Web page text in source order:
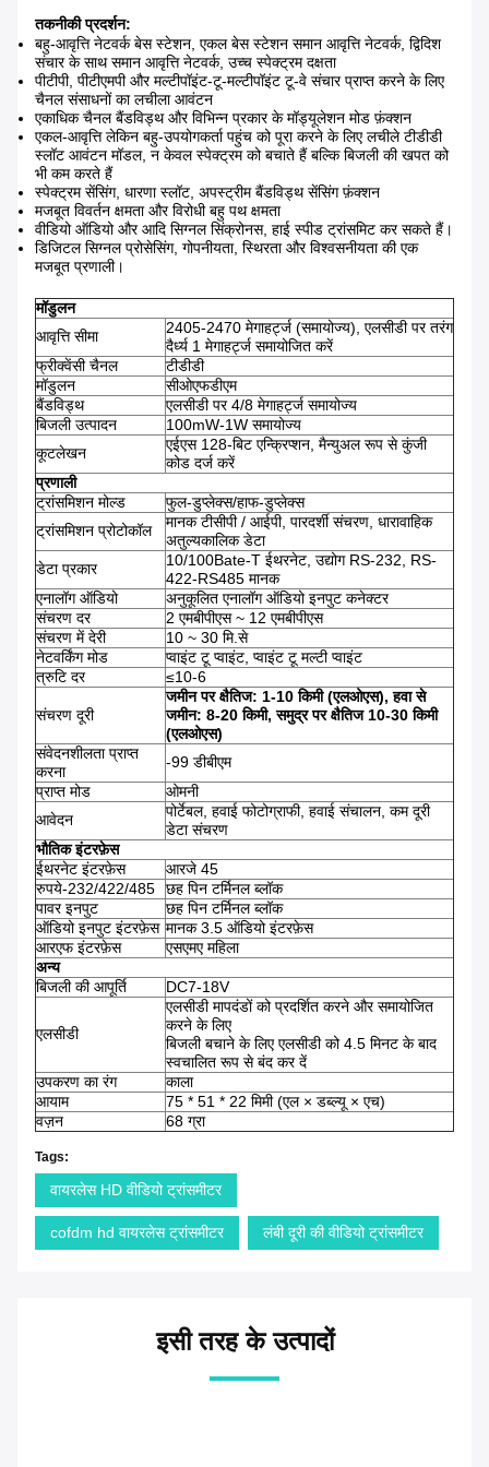
तकनीकी प्रदर्शन:
बहु-आवृत्ति नेटवर्क बेस स्टेशन, एकल बेस स्टेशन समान आवृत्ति नेटवर्क, द्विदिश
संचार के साथ समान आवृत्ति नेटवर्क, उच्च स्पेक्ट्रम दक्षता
पीटीपी, पीटीएमपी और मल्टीपॉइंट-टू-मल्टीपॉइंट टू-वे संचार प्राप्त करने के लिए
चैनल संसाधनों का लचीला आवंटन
एकाधिक चैनल बैंडविड्थ और विभिन्न प्रकार के मॉड्यूलेशन मोड फ़ंक्शन
एकल-आवृत्ति लेकिन बहु-उपयोगकर्ता पहुंच को पूरा करने के लिए लचीले टीडीडी
स्लॉट आवंटन मॉडल, न केवल स्पेक्ट्रम को बचाते हैं बल्कि बिजली की खपत को
भी कम करते हैं
स्पेक्ट्रम सेंसिंग, धारणा स्लॉट, अपस्ट्रीम बैंडविड्थ सेंसिंग फ़ंक्शन
मजबूत विवर्तन क्षमता और विरोधी बहु पथ क्षमता
वीडियो ऑडियो और आदि सिग्नल सिंक्रोनस, हाई स्पीड ट्रांसमिट कर सकते हैं।
डिजिटल सिग्नल प्रोसेसिंग, गोपनीयता, स्थिरता और विश्वसनीयता की एक
मजबूत प्रणाली।
मॉडुलन
आवृत्ति सीमा
2405-2470 मेगाहर्ट्ज (समायोज्य), एलसीडी पर तरंग
दैर्ध्य 1 मेगाहर्ट्ज समायोजित करें
फ्रीक्वेंसी चैनल
टीडीडी
मॉडुलन
सीओएफडीएम
बैंडविड्थ
एलसीडी पर 4/8 मेगाहर्ट्ज समायोज्य
बिजली उत्पादन
100mW-1W समायोज्य
कूटलेखन
एईएस 128-बिट एन्क्रिप्शन, मैन्युअल रूप से कुंजी
कोड दर्ज करें
प्रणाली
ट्रांसमिशन मोल्ड
फुल-डुप्लेक्स/हाफ-डुप्लेक्स
ट्रांसमिशन प्रोटोकॉल
मानक टीसीपी / आईपी, पारदर्शी संचरण, धारावाहिक
अतुल्यकालिक डेटा
डेटा प्रकार
10/100Bate-T ईथरनेट, उद्योग RS-232, RS-
422-RS485 मानक
एनालॉग ऑडियो
अनुकूलित एनालॉग ऑडियो इनपुट कनेक्टर
संचरण दर
2 एमबीपीएस ~ 12 एमबीपीएस
संचरण में देरी
10 ~ 30 मि.से
नेटवर्किंग मोड
प्वाइंट टू प्वाइंट, प्वाइंट टू मल्टी प्वाइंट
त्रुटि दर
≤10-6
संचरण दूरी
जमीन पर क्षैतिज: 1-10 किमी (एलओएस), हवा से
जमीन: 8-20 किमी, समुद्र पर क्षैतिज 10-30 किमी
(एलओएस)
संवेदनशीलता प्राप्त
करना
-99 डीबीएम
प्राप्त मोड
ओमनी
आवेदन
पोर्टेबल, हवाई फोटोग्राफी, हवाई संचालन, कम दूरी
डेटा संचरण
भौतिक इंटरफ़ेस
ईथरनेट इंटरफ़ेस
आरजे 45
रुपये-232/422/485
छह पिन टर्मिनल ब्लॉक
पावर इनपुट
छह पिन टर्मिनल ब्लॉक
ऑडियो इनपुट इंटरफ़ेस मानक 3.5 ऑडियो इंटरफ़ेस
आरएफ इंटरफ़ेस
एसएमए महिला
अन्य
बिजली की आपूर्ति
DC7-18V
एलसीडी
एलसीडी मापदंडों को प्रदर्शित करने और समायोजित
करने के लिए
बिजली बचाने के लिए एलसीडी को 4.5 मिनट के बाद
स्वचालित रूप से बंद कर दें
उपकरण का रंग
काला
आयाम
75 * 51 * 22 मिमी (एल × डब्ल्यू × एच)
वज़न
68 ग्रा
Tags:
वायरलेस HD वीडियो ट्रांसमीटर
cofdm hd वायरलेस ट्रांसमीटर लंबी दूरी की वीडियो ट्रांसमीटर
इसी तरह के उत्पादों